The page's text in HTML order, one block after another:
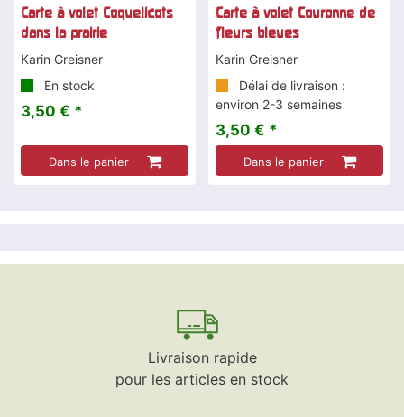
Carte à volet Coquelicots
dans la prairie
Karin Greisner
En stock
3,50 € *
Dans le panier
Carte à volet Couronne de
fleurs bleues
Karin Greisner
Délai de livraison :
environ 2-3 semaines
3,50 € *
Dans le panier
Livraison rapide
pour les articles en stock